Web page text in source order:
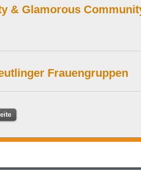
& Glamorous
Frauengruppen